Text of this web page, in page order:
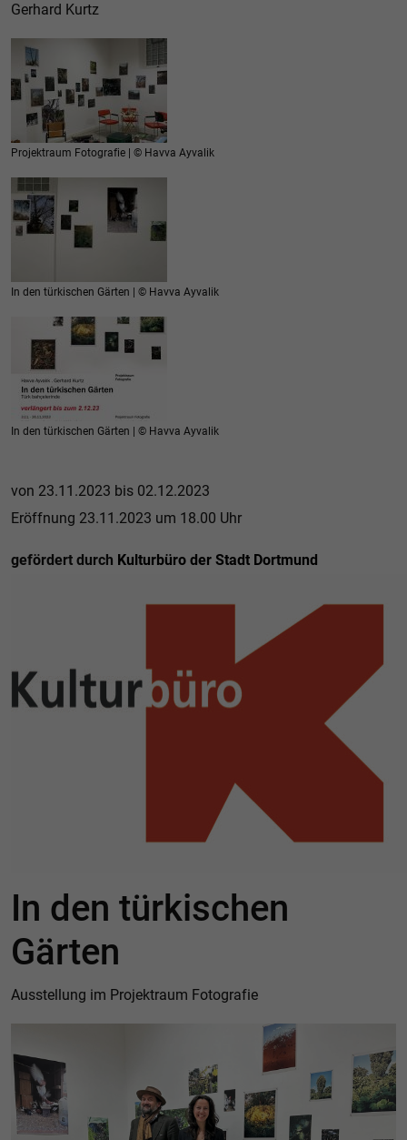
Gerhard Kurtz
Projektraum Fotografie | © Havva Ayvalik
In den türkischen Gärten | © Havva Ayvalik
In den türkischen Gärten | © Havva Ayvalik
von 23.11.2023 bis 02.12.2023
Eröffnung 23.11.2023 um 18.00 Uhr
gefördert durch Kulturbüro der Stadt Dortmund
In den türkischen
Gärten
Ausstellung im Projektraum Fotografie